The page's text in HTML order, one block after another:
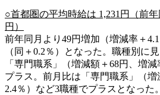
○首都圏の平均時給は 1,231円（前
円）
前年同月より49円増加（増減率＋
（同＋0.2％）となった。職種別に
「専門職系」（増減額＋68円、増
プラス。前月比は「専門職系」（増
2.4％）など3職種でプラスとなった。